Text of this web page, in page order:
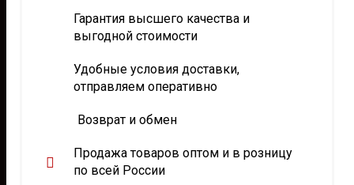
Опции
можно
товара.
Гарантия высшего качества и
выгодной стоимости
Удобные условия доставки,
отправляем оперативно
Возврат и обмен
Продажа товаров оптом и в розницу
по всей России